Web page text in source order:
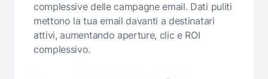
complessive delle campagne email. Dati puliti
mettono la tua email davanti a destinatari
attivi, aumentando aperture, clic e ROI
complessivo.